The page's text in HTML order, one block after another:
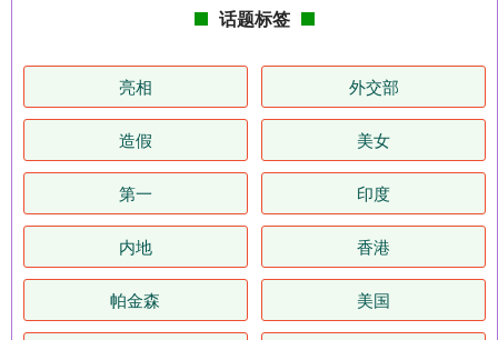
话题标签
亮相 外交部
造假 美女
第一 印度
内地 香港
帕金森 美国